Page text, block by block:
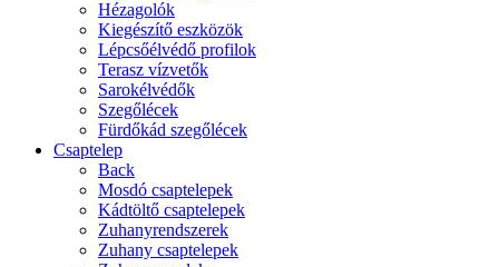
Hézagolók
Kiegészítő eszközök
Lépcsőélvédő profilok
Terasz vízvetők
Sarokélvédők
Szegőlécek
Fürdőkád szegőlécek
Csaptelep
Back
Mosdó csaptelepek
Kádtöltő csaptelepek
Zuhanyrendszerek
Zuhany csaptelepek